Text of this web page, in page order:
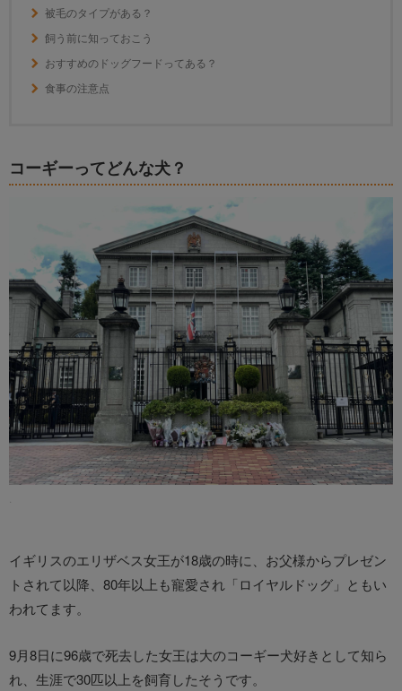
被毛のタイプがある？
飼う前に知っておこう
おすすめのドッグフードってある？
食事の注意点
コーギーってどんな犬？
イギリスのエリザベス女王が18歳の時に、お父様からプレゼン
トされて以降、80年以上も寵愛され「ロイヤルドッグ」ともい
われてます。
9月8日に96歳で死去した女王は大のコーギー犬好きとして知ら
れ、生涯で30匹以上を飼育したそうです。